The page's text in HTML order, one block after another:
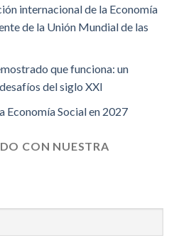
internacional de la Economía
de la Unión Mundial de las
que funciona: un
del siglo XXI
Economía Social en 2027
CON NUESTRA